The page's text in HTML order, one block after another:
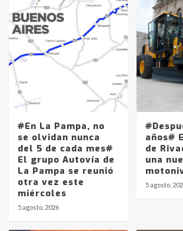
#En La Pampa, no
se olvidan nunca
del 5 de cada mes#
El grupo Autovía de
La Pampa se reunió
otra vez este
miércoles
5 agosto, 2026
años#
de
una
5 agosto,